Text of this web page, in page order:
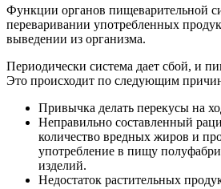
Функции органов пищеварительной
переваривании употребленных
выведении из организма.
Периодически система дает сбой, и
Это происходит по следующим
Привычка делать перекусы на
Неправильно составленный
количество вредных жиров и
употребление в пищу
изделий.
Недостаток растительных